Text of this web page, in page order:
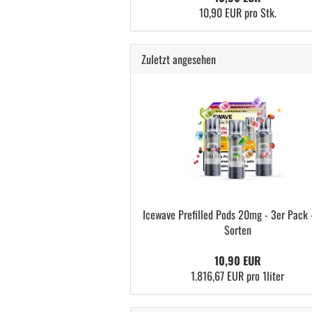
10,90 EUR pro Stk.
Zuletzt angesehen
Icewave Prefilled Pods 20mg - 3er
Sorten
10,90 EUR
1.816,67 EUR pro 1liter